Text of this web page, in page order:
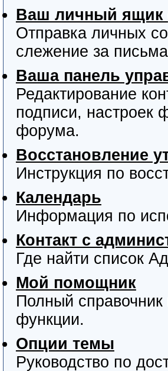
Ваш личный ящик
Отправка личных
слежение за
Ваша панель
Редактирование
подписи, настроек
форума.
Восстановление
Инструкция по
Календарь
Информация по
Контакт с
Где найти список
Мой помощник
Полный
функции.
Опции темы
Руководство по